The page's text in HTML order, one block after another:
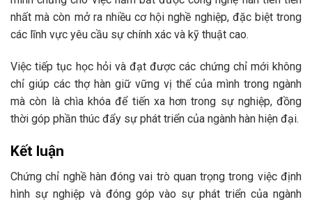
nhất mà còn mở ra nhiều cơ hội nghề nghiệp, đặc biệt trong
các lĩnh vực yêu cầu sự chính xác và kỹ thuật cao.
Việc tiếp tục học hỏi và đạt được các chứng chỉ mới không
chỉ giúp các thợ hàn giữ vững vị thế của mình trong ngành
mà còn là chìa khóa để tiến xa hơn trong sự nghiệp, đồng
thời góp phần thúc đẩy sự phát triển của ngành hàn hiện đại.
Kết luận
Chứng chỉ nghề hàn đóng vai trò quan trọng trong việc định
hình sự nghiệp và đóng góp vào sự phát triển của ngành